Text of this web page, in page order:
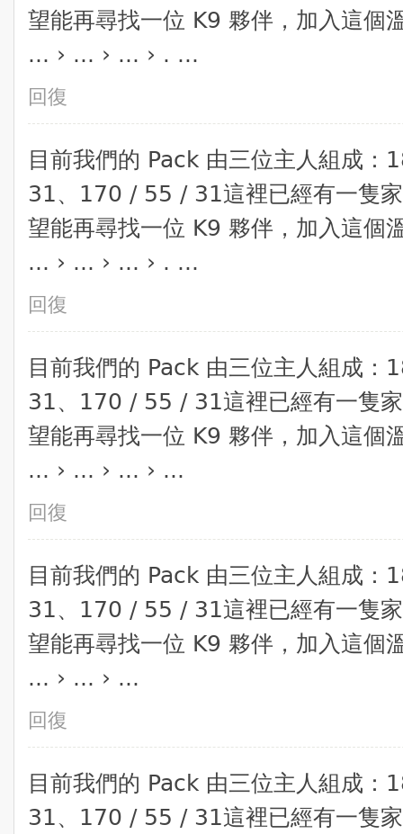
望能再尋找一位 K9 夥伴，加入這個
... › ... › ... › . ...
回復
目前我們的 Pack 由三位主人組成
31、170 / 55 / 31​這裡已經有一隻
望能再尋找一位 K9 夥伴，加入這個
... › ... › ... › . ...
回復
目前我們的 Pack 由三位主人組成
31、170 / 55 / 31​這裡已經有一隻
望能再尋找一位 K9 夥伴，加入這個
... › ... › ... › ...
回復
目前我們的 Pack 由三位主人組成
31、170 / 55 / 31​這裡已經有一隻
望能再尋找一位 K9 夥伴，加入這個
... › ... › ...
回復
目前我們的 Pack 由三位主人組成
31、170 / 55 / 31​這裡已經有一隻